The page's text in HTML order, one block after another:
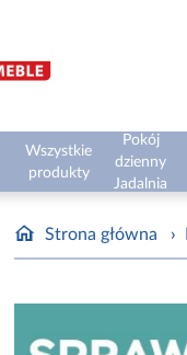
Wszystkie
produkty
Pokój
dzienny
Jadalnia
Strona główna ›